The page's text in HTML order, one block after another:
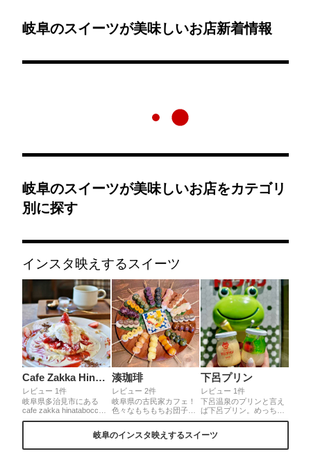
岐阜のスイーツが美味しいお店新着情報
岐阜のスイーツが美味しいお店をカテゴリ
別に探す
インスタ映えするスイーツ
Cafe Zakka Hinatabocco
レビュー 1件
岐阜県多治見市にある
cafe zakka hinatabocco
は1階がカフェで2階は手
どのアイテムが揃う雑貨
湊珈琲
レビュー 2件
岐阜県の古民家カフェ！
色々なもちもちお団子を
楽しめるところが魅力の
団子を1本ずつ注文🍡し
下呂プリン
レビュー 1件
下呂温泉のプリンと言え
ば下呂プリン。めっちゃ
行列！いろんな種類のプ
クワクする！しかも、か
岐阜のインスタ映えするスイーツ